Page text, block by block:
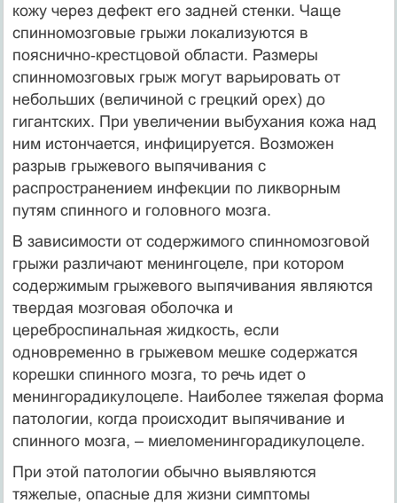
кожу через дефект его задней стенки. Чаще
спинномозговые грыжи локализуются в
пояснично‑крестцовой области. Размеры
спинномозговых грыж могут варьировать от
небольших (величиной с грецкий орех) до
гигантских. При увеличении выбухания кожа над
ним истончается, инфицируется. Возможен
разрыв грыжевого выпячивания с
распространением инфекции по ликворным
путям спинного и головного мозга.
В зависимости от содержимого спинномозговой
грыжи различают менингоцеле, при котором
содержимым грыжевого выпячивания являются
твердая мозговая оболочка и
цереброспинальная жидкость, если
одновременно в грыжевом мешке содержатся
корешки спинного мозга, то речь идет о
менингорадикулоцеле. Наиболее тяжелая форма
патологии, когда происходит выпячивание и
спинного мозга, – миеломенингорадикулоцеле.
При этой патологии обычно выявляются
тяжелые, опасные для жизни симптомы